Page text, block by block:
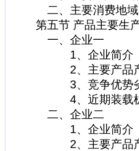
二、主要消费地域
第五节 产品主要生产
一、企业一
1、企业简介
2、主要产品
3、竞争优势劣
4、近期装载机高
二、企业二
1、企业简介
2、主要产品